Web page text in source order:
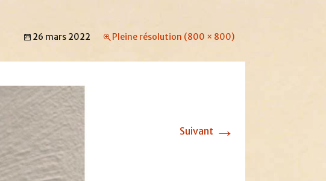
26 mars 2022 Pleine résolution (800 × 800)
Suivant →